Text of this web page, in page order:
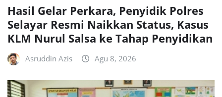
Hasil Gelar Perkara, Penyidik Polres
Selayar Resmi Naikkan Status, Kasus
KLM Nurul Salsa ke Tahap Penyidikan
Asruddin Azis Agu 8, 2026